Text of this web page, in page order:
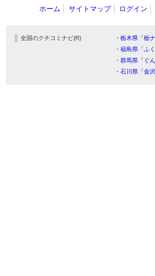
ホーム サイトマップ ログイン
全国のクチコミナビ(R) ・栃木県「栃
・福島県「ふ
・群馬県「ぐ
・石川県「金